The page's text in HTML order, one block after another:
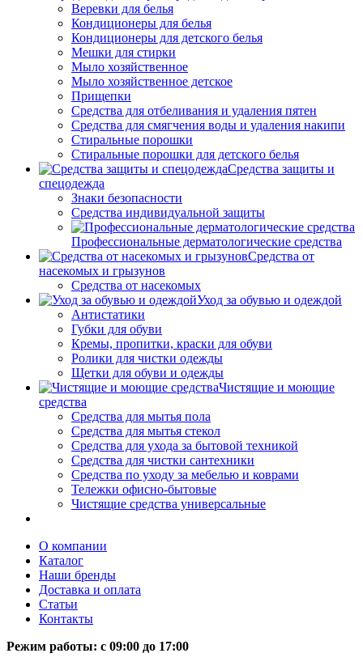
Веревки для белья
Кондиционеры для белья
Кондиционеры для детского белья
Мешки для стирки
Мыло хозяйственное
Мыло хозяйственное детское
Прищепки
Средства для отбеливания и удаления пятен
Средства для смягчения воды и удаления накипи
Стиральные порошки
Стиральные порошки для детского белья
Средства защиты и
спецодежда
Знаки безопасности
Средства индивидуальной защиты
Профессиональные дерматологические средства
Средства от
насекомых и грызунов
Средства от насекомых
Уход за обувью и одеждой
Антистатики
Губки для обуви
Кремы, пропитки, краски для обуви
Ролики для чистки одежды
Щетки для обуви и одежды
Чистящие и моющие
средства
Средства для мытья пола
Средства для мытья стекол
Средства для ухода за бытовой техникой
Средства для чистки сантехники
Средства по уходу за мебелью и коврами
Тележки офисно-бытовые
Чистящие средства универсальные
О компании
Каталог
Наши бренды
Доставка и оплата
Статьи
Контакты
Режим работы: c 09:00 до 17:00